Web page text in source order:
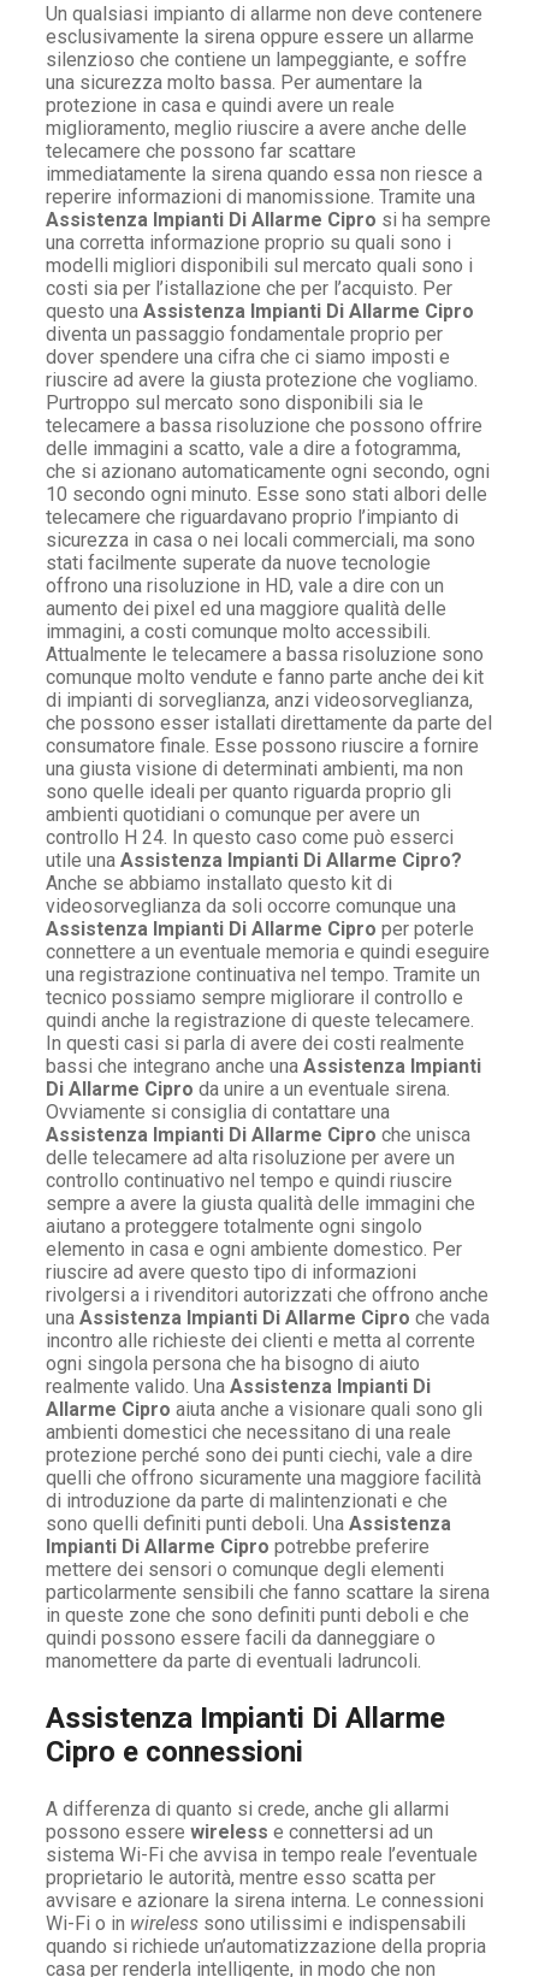
Un qualsiasi impianto di allarme non deve contenere
esclusivamente la sirena oppure essere un allarme
silenzioso che contiene un lampeggiante, e soffre
una sicurezza molto bassa. Per aumentare la
protezione in casa e quindi avere un reale
miglioramento, meglio riuscire a avere anche delle
telecamere che possono far scattare
immediatamente la sirena quando essa non riesce a
reperire informazioni di manomissione. Tramite una
Assistenza Impianti Di Allarme Cipro si ha sempre
una corretta informazione proprio su quali sono i
modelli migliori disponibili sul mercato quali sono i
costi sia per l’istallazione che per l’acquisto. Per
questo una Assistenza Impianti Di Allarme Cipro
diventa un passaggio fondamentale proprio per
dover spendere una cifra che ci siamo imposti e
riuscire ad avere la giusta protezione che vogliamo.
Purtroppo sul mercato sono disponibili sia le
telecamere a bassa risoluzione che possono offrire
delle immagini a scatto, vale a dire a fotogramma,
che si azionano automaticamente ogni secondo, ogni
10 secondo ogni minuto. Esse sono stati albori delle
telecamere che riguardavano proprio l’impianto di
sicurezza in casa o nei locali commerciali, ma sono
stati facilmente superate da nuove tecnologie
offrono una risoluzione in HD, vale a dire con un
aumento dei pixel ed una maggiore qualità delle
immagini, a costi comunque molto accessibili.
Attualmente le telecamere a bassa risoluzione sono
comunque molto vendute e fanno parte anche dei kit
di impianti di sorveglianza, anzi videosorveglianza,
che possono esser istallati direttamente da parte del
consumatore finale. Esse possono riuscire a fornire
una giusta visione di determinati ambienti, ma non
sono quelle ideali per quanto riguarda proprio gli
ambienti quotidiani o comunque per avere un
controllo H 24. In questo caso come può esserci
utile una Assistenza Impianti Di Allarme Cipro?
Anche se abbiamo installato questo kit di
videosorveglianza da soli occorre comunque una
Assistenza Impianti Di Allarme Cipro per poterle
connettere a un eventuale memoria e quindi eseguire
una registrazione continuativa nel tempo. Tramite un
tecnico possiamo sempre migliorare il controllo e
quindi anche la registrazione di queste telecamere.
In questi casi si parla di avere dei costi realmente
bassi che integrano anche una Assistenza Impianti
Di Allarme Cipro da unire a un eventuale sirena.
Ovviamente si consiglia di contattare una
Assistenza Impianti Di Allarme Cipro che unisca
delle telecamere ad alta risoluzione per avere un
controllo continuativo nel tempo e quindi riuscire
sempre a avere la giusta qualità delle immagini che
aiutano a proteggere totalmente ogni singolo
elemento in casa e ogni ambiente domestico. Per
riuscire ad avere questo tipo di informazioni
rivolgersi a i rivenditori autorizzati che offrono anche
una Assistenza Impianti Di Allarme Cipro che vada
incontro alle richieste dei clienti e metta al corrente
ogni singola persona che ha bisogno di aiuto
realmente valido. Una Assistenza Impianti Di
Allarme Cipro aiuta anche a visionare quali sono gli
ambienti domestici che necessitano di una reale
protezione perché sono dei punti ciechi, vale a dire
quelli che offrono sicuramente una maggiore facilità
di introduzione da parte di malintenzionati e che
sono quelli definiti punti deboli. Una Assistenza
Impianti Di Allarme Cipro potrebbe preferire
mettere dei sensori o comunque degli elementi
particolarmente sensibili che fanno scattare la sirena
in queste zone che sono definiti punti deboli e che
quindi possono essere facili da danneggiare o
manomettere da parte di eventuali ladruncoli.
Assistenza Impianti Di Allarme
Cipro e connessioni
A differenza di quanto si crede, anche gli allarmi
possono essere wireless e connettersi ad un
sistema Wi-Fi che avvisa in tempo reale l’eventuale
proprietario le autorità, mentre esso scatta per
avvisare e azionare la sirena interna. Le connessioni
Wi-Fi o in wireless sono utilissimi e indispensabili
quando si richiede un’automatizzazione della propria
casa per renderla intelligente, in modo che non